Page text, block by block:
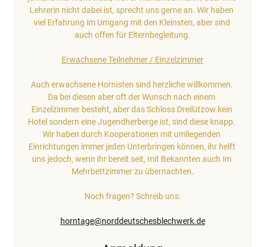
Lehrerin nicht dabei ist, sprecht uns gerne an. Wir haben
viel Erfahrung im Umgang mit den Kleinsten, aber sind
auch offen für Elternbegleitung.
Erwachsene Teilnehmer / Einzelzimmer
Auch erwachsene Hornisten sind herzliche willkommen.
Da bei diesen aber oft der Wunsch nach einem
Einzelzimmer besteht, aber das Schloss Dreilützow kein
Hotel sondern eine Jugendherberge ist, sind diese knapp.
Wir haben durch Kooperationen mit umliegenden
Einrichtungen immer jeden Unterbringen können, ihr helft
uns jedoch, wenn ihr bereit seit, mit Bekannten auch im
Mehrbettzimmer zu übernachten.
Noch fragen? Schreib uns:
horntage@norddeutschesblechwerk.de